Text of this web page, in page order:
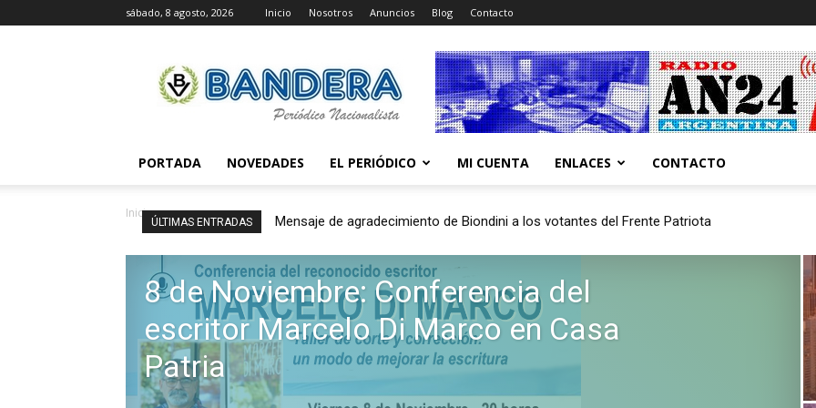
sábado, 8 agosto, 2026 Inicio Nosotros Anuncios Blog Contacto
Bandera
PORTADA NOVEDADES EL PERIÓDICO MI CUENTA ENLACES CONTACTO
Inicio
ÚLTIMAS ENTRADAS Mensaje de agradecimiento de Biondini a los votantes del Frente Patriota
Huawei, Macri y el espionaje del Partido Comunista Chino
8 de Noviembre: Conferencia del
escritor Marcelo Di Marco en Casa
Patria